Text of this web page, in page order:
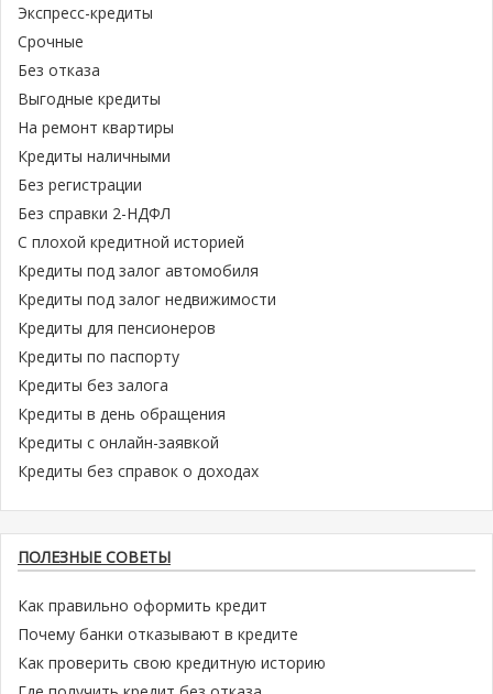
Экспресс-кредиты
Срочные
Без отказа
Выгодные кредиты
На ремонт квартиры
Кредиты наличными
Без регистрации
Без справки 2-НДФЛ
С плохой кредитной историей
Кредиты под залог автомобиля
Кредиты под залог недвижимости
Кредиты для пенсионеров
Кредиты по паспорту
Кредиты без залога
Кредиты в день обращения
Кредиты с онлайн-заявкой
Кредиты без справок о доходах
ПОЛЕЗНЫЕ СОВЕТЫ
Как правильно оформить кредит
Почему банки отказывают в кредите
Как проверить свою кредитную историю